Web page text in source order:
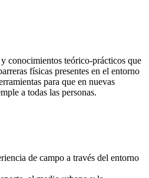
conocimientos teórico-prácticos que
físicas presentes en el entorno
para que en nuevas
a todas las personas.
de campo a través del entorno